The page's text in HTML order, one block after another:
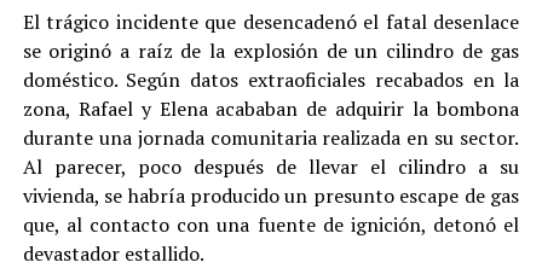
El trágico incidente que desencadenó el fatal desenlace
se originó a raíz de la explosión de un cilindro de gas
doméstico. Según datos extraoficiales recabados en la
zona, Rafael y Elena acababan de adquirir la bombona
durante una jornada comunitaria realizada en su sector.
Al parecer, poco después de llevar el cilindro a su
vivienda, se habría producido un presunto escape de gas
que, al contacto con una fuente de ignición, detonó el
devastador estallido.